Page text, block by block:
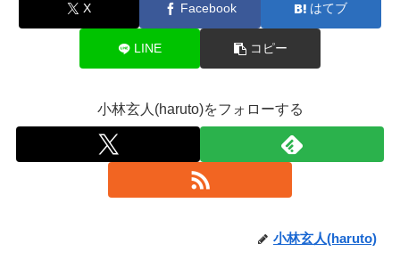
X Facebook はてブ
LINE コピー
小林玄人(haruto)をフォローする
小林玄人(haruto)